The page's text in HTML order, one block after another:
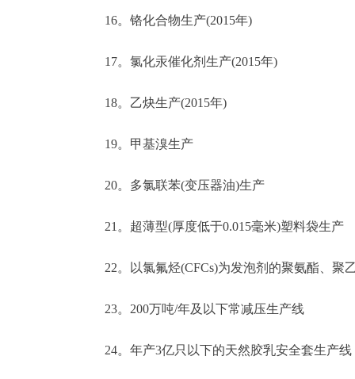
16。铬化合物生产(2015年)
17。氯化汞催化剂生产(2015年)
18。乙炔生产(2015年)
19。甲基溴生产
20。多氯联苯(变压器油)生产
21。超薄型(厚度低于0.015毫米)塑料袋生产
22。以氯氟烃(CFCs)为发泡剂的聚氨酯、聚
23。200万吨/年及以下常减压生产线
24。年产3亿只以下的天然胶乳安全套生产线